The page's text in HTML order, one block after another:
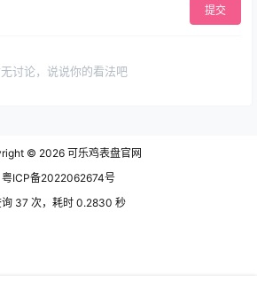
提交
讨论，说说你的看法吧
© 2026 可乐鸡表盘官网
粤ICP备2022062674号
询 37 次，耗时 0.2830 秒